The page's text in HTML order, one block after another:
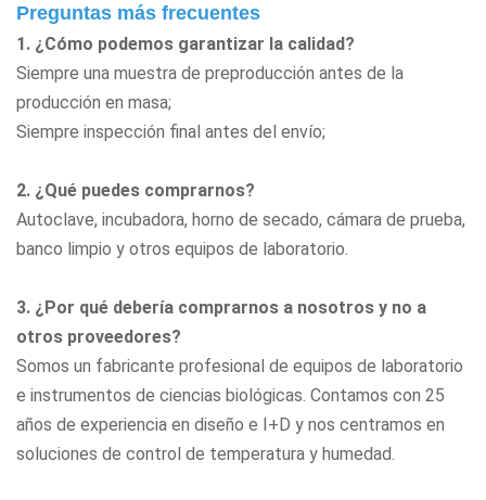
Preguntas más frecuentes
1. ¿Cómo podemos garantizar la calidad?
Siempre una muestra de preproducción antes de la
producción en masa;
Siempre inspección final antes del envío;
2. ¿Qué puedes comprarnos?
Autoclave, incubadora, horno de secado, cámara de prueba,
banco limpio y otros equipos de laboratorio.
3. ¿Por qué debería comprarnos a nosotros y no a
otros proveedores?
Somos un fabricante profesional de equipos de laboratorio
e instrumentos de ciencias biológicas. Contamos con 25
años de experiencia en diseño e I+D y nos centramos en
soluciones de control de temperatura y humedad.